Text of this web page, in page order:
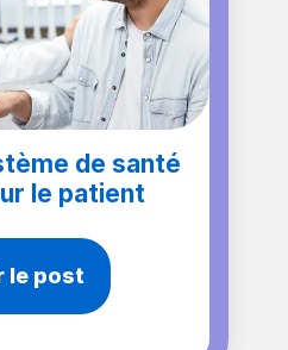
de santé
le patient
le post